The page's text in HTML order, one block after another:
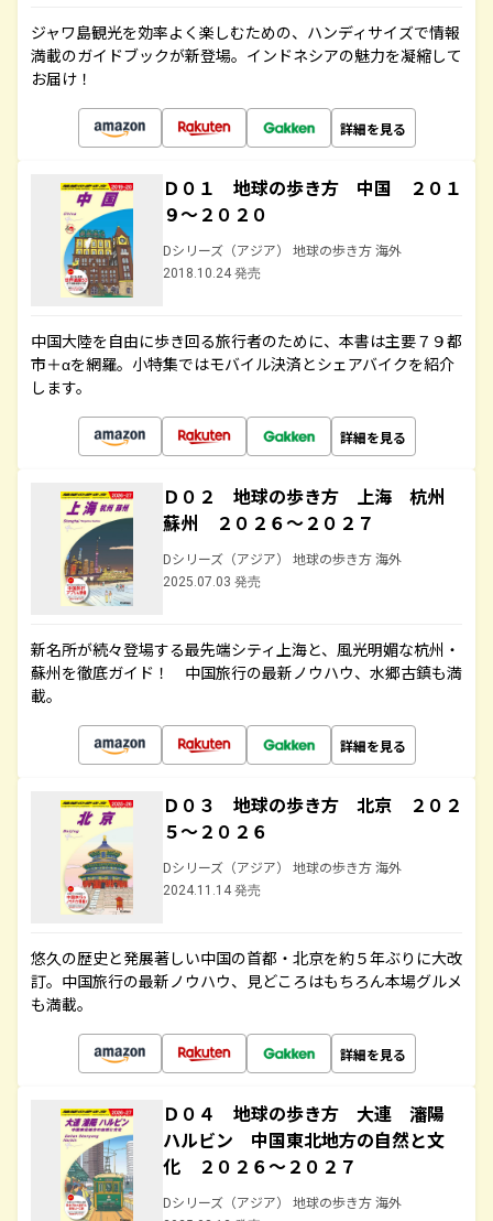
ジャワ島観光を効率よく楽しむための、ハンディサイズで情報
満載のガイドブックが新登場。インドネシアの魅力を凝縮して
お届け！
詳細を見る
Ｄ０１ 地球の歩き方 中国 ２０１
９～２０２０
Dシリーズ（アジア） 地球の歩き方 海外
2018.10.24 発売
中国大陸を自由に歩き回る旅行者のために、本書は主要７９都
市＋αを網羅。小特集ではモバイル決済とシェアバイクを紹介
します。
詳細を見る
Ｄ０２ 地球の歩き方 上海 杭州
蘇州 ２０２６～２０２７
Dシリーズ（アジア） 地球の歩き方 海外
2025.07.03 発売
新名所が続々登場する最先端シティ上海と、風光明媚な杭州・
蘇州を徹底ガイド！ 中国旅行の最新ノウハウ、水郷古鎮も満
載。
詳細を見る
Ｄ０３ 地球の歩き方 北京 ２０２
５～２０２６
Dシリーズ（アジア） 地球の歩き方 海外
2024.11.14 発売
悠久の歴史と発展著しい中国の首都・北京を約５年ぶりに大改
訂。中国旅行の最新ノウハウ、見どころはもちろん本場グルメ
も満載。
詳細を見る
Ｄ０４ 地球の歩き方 大連 瀋陽
ハルビン 中国東北地方の自然と文
化 ２０２６～２０２７
Dシリーズ（アジア） 地球の歩き方 海外